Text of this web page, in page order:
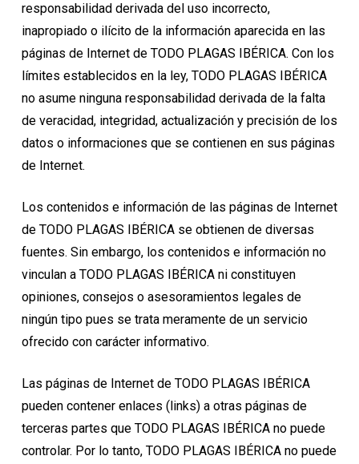
responsabilidad derivada del uso incorrecto,
inapropiado o ilícito de la información aparecida en las
páginas de Internet de TODO PLAGAS IBÉRICA. Con los
límites establecidos en la ley, TODO PLAGAS IBÉRICA
no asume ninguna responsabilidad derivada de la falta
de veracidad, integridad, actualización y precisión de los
datos o informaciones que se contienen en sus páginas
de Internet.
Los contenidos e información de las páginas de Internet
de TODO PLAGAS IBÉRICA se obtienen de diversas
fuentes. Sin embargo, los contenidos e información no
vinculan a TODO PLAGAS IBÉRICA ni constituyen
opiniones, consejos o asesoramientos legales de
ningún tipo pues se trata meramente de un servicio
ofrecido con carácter informativo.
Las páginas de Internet de TODO PLAGAS IBÉRICA
pueden contener enlaces (links) a otras páginas de
terceras partes que TODO PLAGAS IBÉRICA no puede
controlar. Por lo tanto, TODO PLAGAS IBÉRICA no puede